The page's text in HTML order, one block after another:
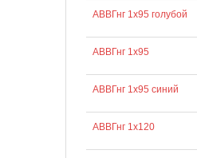
АВВГнг 1х95 голубой
АВВГнг 1х95
АВВГнг 1х95 синий
АВВГнг 1х120